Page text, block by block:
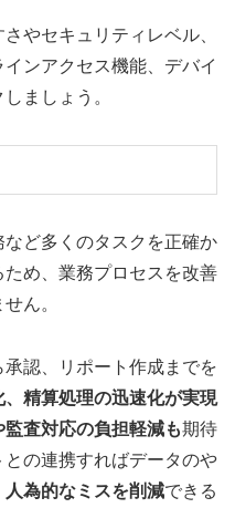
やセキュリティレベル、
ンアクセス機能、デバイ
ましょう。
ど多くのタスクを正確か
め、業務プロセスを改善
ん。
認、リポート作成までを
、精算処理の迅速化が実現
査対応の負担軽減も期待
の連携すればデータのや
人為的なミスを削減できる